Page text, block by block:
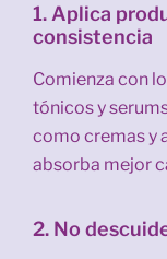
1. Aplica
consistencia
Comienza con
tónicos y
como cremas y
absorba mejor
2. No